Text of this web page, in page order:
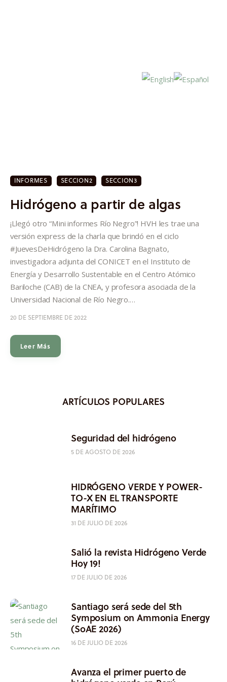
Investigación
Proyectos
Informes
Quiénes somos
INFORMES SECCION2 SECCION3
Hidrógeno a partir de algas
¡Llegó otro “Mini informes Río Negro”! HVH les trae una
versión express de la charla que brindó en el ciclo
#JuevesDeHidrógeno la Dra. Carolina Bagnato,
investigadora adjunta del CONICET en el Instituto de
Energía y Desarrollo Sustentable en el Centro Atómico
Bariloche (CAB) de la CNEA, y profesora asociada de la
Universidad Nacional de Río Negro.…
20 DE SEPTIEMBRE DE 2022
Leer Más
ARTÍCULOS POPULARES
Seguridad del hidrógeno
5 DE AGOSTO DE 2026
HIDRÓGENO VERDE Y POWER-
TO-X EN EL TRANSPORTE
MARÍTIMO
31 DE JULIO DE 2026
Salió la revista Hidrógeno Verde
Hoy 19!
17 DE JULIO DE 2026
Santiago será sede del 5th
Symposium on Ammonia Energy
(SoAE 2026)
16 DE JULIO DE 2026
Avanza el primer puerto de